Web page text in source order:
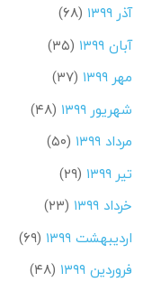
آذر ۱۳۹۹
(۶۸)
آبان ۱۳۹۹
(۳۵)
مهر ۱۳۹۹
(۳۷)
شهریور ۱۳۹۹
(۴۸)
مرداد ۱۳۹۹
(۵۰)
تیر ۱۳۹۹
(۲۹)
خرداد ۱۳۹۹
(۲۳)
اردیبهشت ۱۳۹۹
(۶۹)
فروردین ۱۳۹۹
(۴۸)